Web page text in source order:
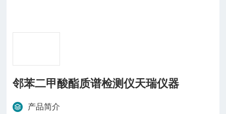
邻苯二甲酸酯质谱检测仪天瑞仪器
产品简介